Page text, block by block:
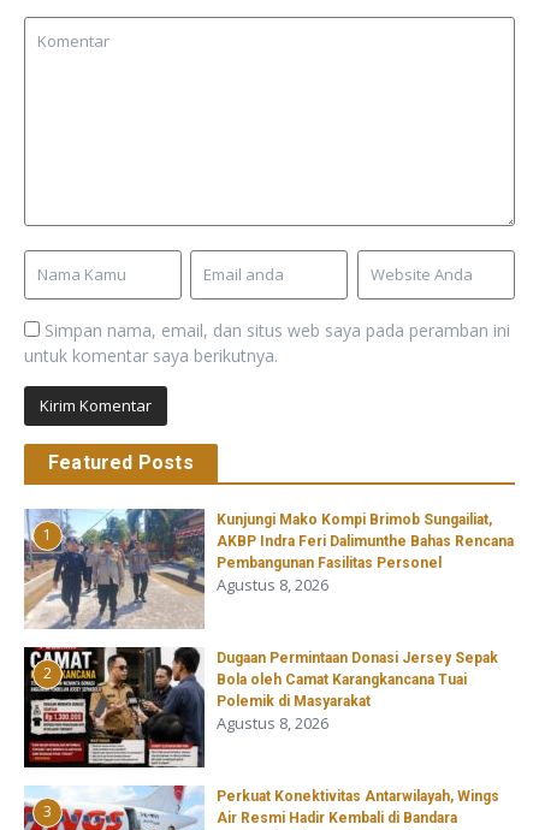
Simpan nama, email, dan situs web saya pada peramban ini
untuk komentar saya berikutnya.
Featured Posts
1
Kunjungi Mako Kompi Brimob Sungailiat,
AKBP Indra Feri Dalimunthe Bahas Rencana
Pembangunan Fasilitas Personel
Agustus 8, 2026
2
‎Dugaan Permintaan Donasi Jersey Sepak
Bola oleh Camat Karangkancana Tuai
Polemik di Masyarakat
Agustus 8, 2026
3
Perkuat Konektivitas Antarwilayah, Wings
Air Resmi Hadir Kembali di Bandara